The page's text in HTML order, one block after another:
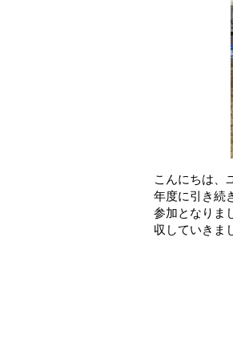
こんにちは、
年度に引き続
参加となりま
収していきま